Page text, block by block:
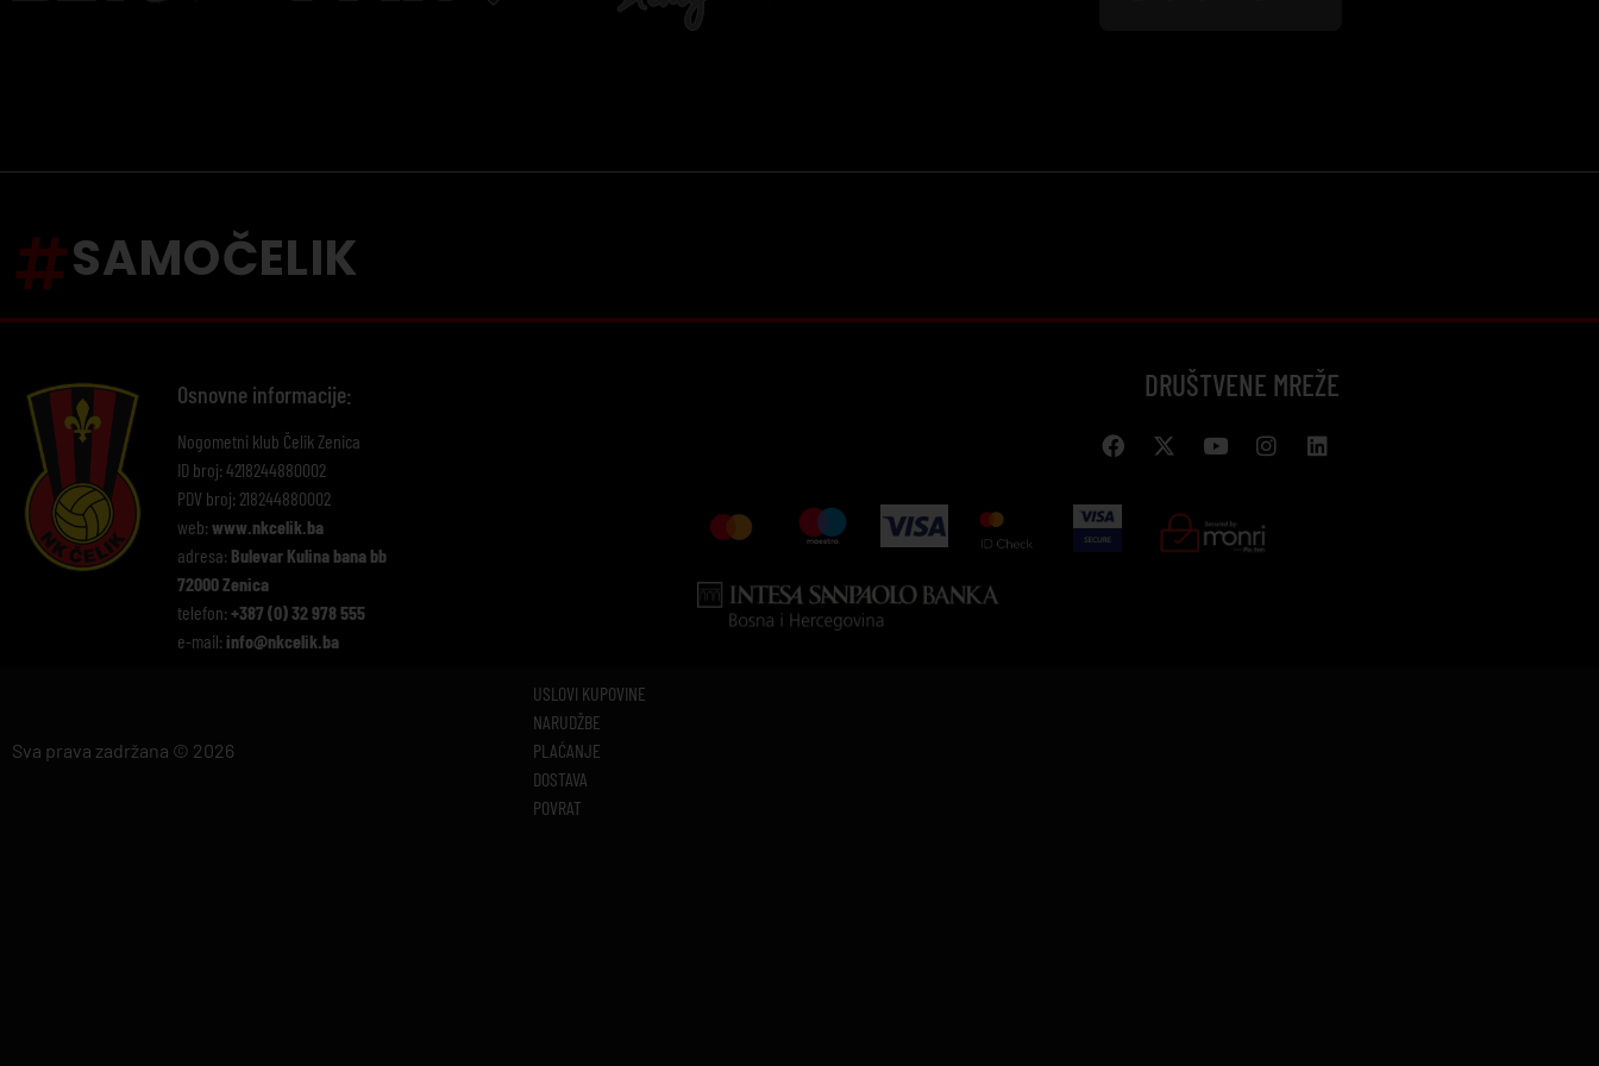
SAMOČELIK
Osnovne informacije:
Nogometni klub Čelik Zenica
ID broj: 4218244880002
PDV broj: 218244880002
web: www.nkcelik.ba
adresa: Bulevar Kulina bana bb
72000 Zenica
telefon: +387 (0) 32 978 555
e-mail: info@nkcelik.ba
DRUŠTVENE MREŽE
Sva prava zadržana © 2026
USLOVI KUPOVINE
NARUDŽBE
PLAĆANJE
DOSTAVA
POVRAT